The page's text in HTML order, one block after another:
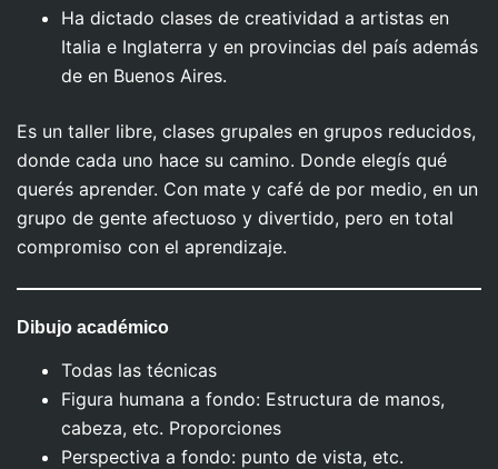
Ha dictado clases de creatividad a artistas en
Italia e Inglaterra y en provincias del país además
de en Buenos Aires.
Es un taller libre, clases grupales en grupos reducidos,
donde cada uno hace su camino. Donde elegís qué
querés aprender. Con mate y café de por medio, en un
grupo de gente afectuoso y divertido, pero en total
compromiso con el aprendizaje.
Dibujo académico
Todas las técnicas
Figura humana a fondo: Estructura de manos,
cabeza, etc. Proporciones
Perspectiva a fondo: punto de vista, etc.